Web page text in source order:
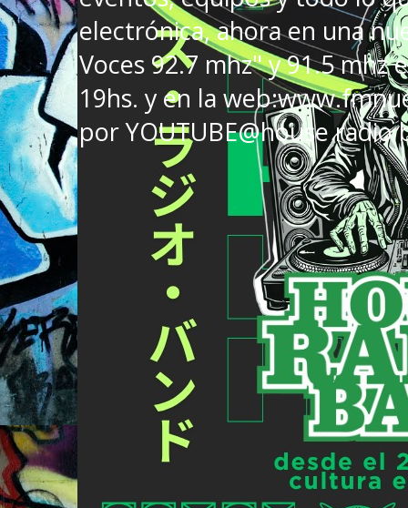
electrónica, ahora en una
Voces 92.7 mhz" y 91.5 mhz
19hs. y en la
por YOUTUBE@house radio